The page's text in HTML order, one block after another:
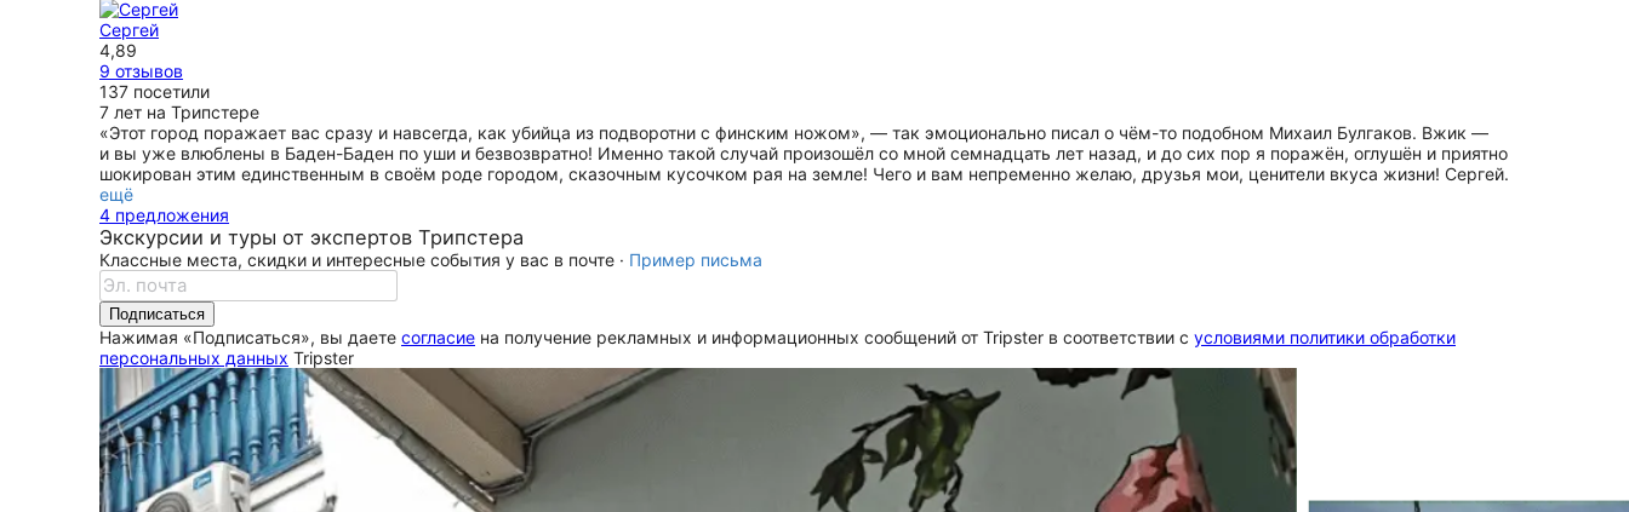
Сергей
4,89
9 отзывов
137 посетили
7 лет на Трипстере
«Этот город поражает вас сразу и навсегда, как убийца из подворотни с финским ножом», — так эмоционально писал о чём-то подобном Михаил Булгаков. Вжик —
и вы уже влюблены в Баден-Баден по уши и безвозвратно! Именно такой случай произошёл со мной семнадцать лет назад, и до сих пор я поражён, оглушён и приятно
шокирован этим единственным в своём роде городом, сказочным кусочком рая на земле! Чего и вам непременно желаю, друзья мои, ценители вкуса жизни! Сергей.
ещё
4 предложения
Экскурсии и туры от экспертов Трипстера
Классные места, скидки и интересные события у вас в почте · Пример письма
Подписаться
Нажимая «Подписаться», вы даете согласие на получение рекламных и информационных сообщений от Tripster в соответствии c условиями политики обработки
персональных данных Tripster